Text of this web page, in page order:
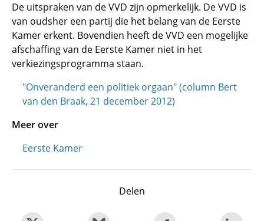
De uitspraken van de VVD zijn opmerkelijk. De VVD is
van oudsher een partij die het belang van de Eerste
Kamer erkent. Bovendien heeft de VVD een mogelijke
afschaffing van de Eerste Kamer niet in het
verkiezingsprogramma staan.
"Onveranderd een politiek orgaan" (column Bert
van den Braak, 21 december 2012)
Meer over
Eerste Kamer
Delen